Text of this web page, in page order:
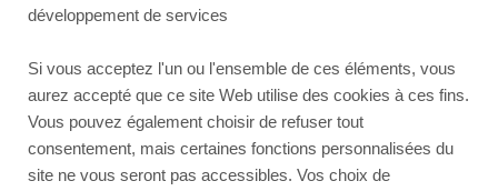
développement de services
Si vous acceptez l'un ou l'ensemble de ces éléments, vous
aurez accepté que ce site Web utilise des cookies à ces fins.
Vous pouvez également choisir de refuser tout
consentement, mais certaines fonctions personnalisées du
site ne vous seront pas accessibles. Vos choix de
Reload to try again, or go back.
Reload Back